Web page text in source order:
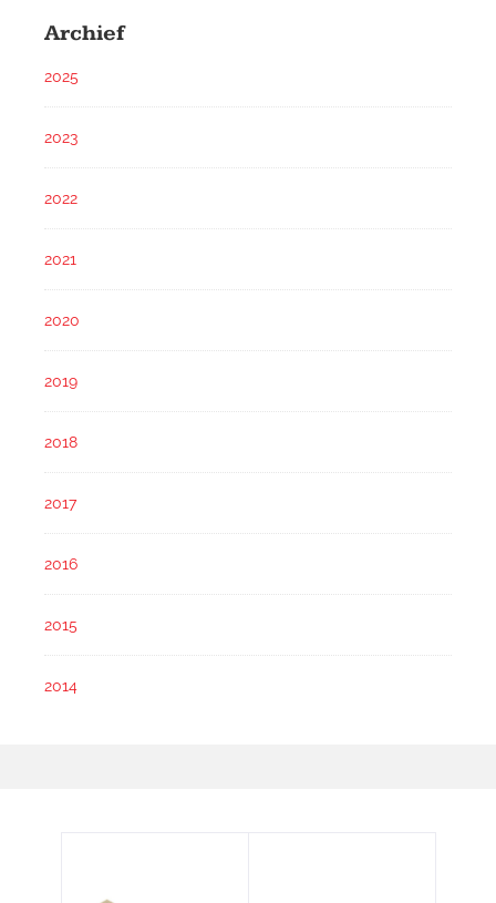
Archief
2025
2023
2022
2021
2020
2019
2018
2017
2016
2015
2014